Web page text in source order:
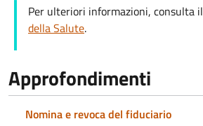
Per ulteriori informazioni, consulta il
della Salute.
Approfondimenti
Nomina e revoca del fiduciario